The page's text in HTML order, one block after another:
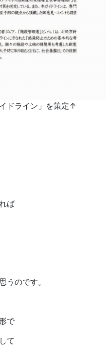
ドライン」を策定↑
ば
うのです。
で
て